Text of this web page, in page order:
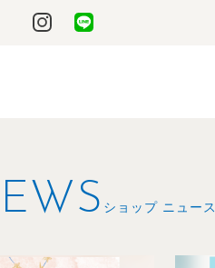
ショップ ニュース